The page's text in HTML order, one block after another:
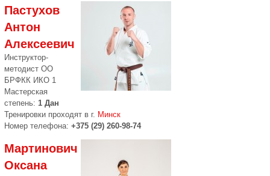
Пастухов
Антон
Алексеевич
Инструктор-
методист ОО
БРФКК ИКО 1
Мастерская
степень:1 Дан
Тренировки проходят в г. Минск
Номер телефона:+375 (29) 260-98-74
Мартинович
Оксана